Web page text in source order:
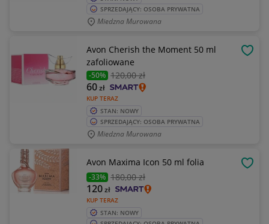
SPRZEDAJĄCY: OSOBA PRYWATNA
Miedzna Murowana
Avon Cherish the Moment 50 ml
zafoliowane
-50% 120,00 zł
KUP TERAZ
60zł
STAN: NOWY
SPRZEDAJĄCY: OSOBA PRYWATNA
Miedzna Murowana
Avon Maxima Icon 50 ml folia
-33% 180,00 zł
KUP TERAZ
120zł
STAN: NOWY